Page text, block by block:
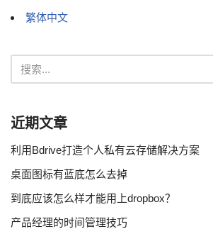
繁体中文
近期文章
利用Bdrive打造个人私有云存储解决方案
桌面图标有蓝底怎么去掉
到底应该怎么样才能用上dropbox？
产品经理的时间管理技巧